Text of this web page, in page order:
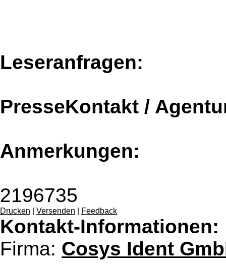
Leseranfragen:
PresseKontakt /
Anmerkungen:
2196735
Drucken Versenden Feedback
Kontakt-Informationen:
Firma: Cosys Ident